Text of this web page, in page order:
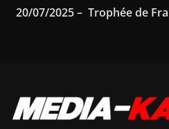
20/07/2025 – Trophée de